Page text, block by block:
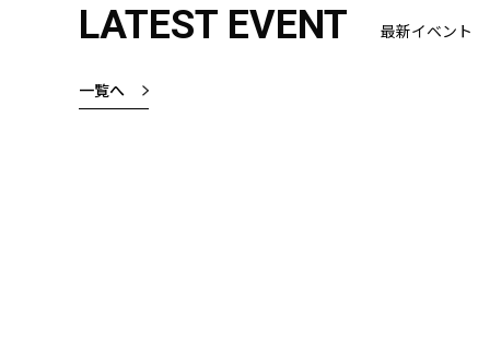
LATEST EVENT 最新イベント
一覧へ